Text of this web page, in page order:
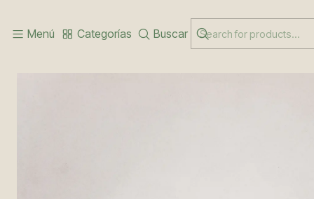
Menú Categorías Buscar
Inicio CUIDADO DEL PACIENTE BARRAS DE SEGURIDAD 60 CM